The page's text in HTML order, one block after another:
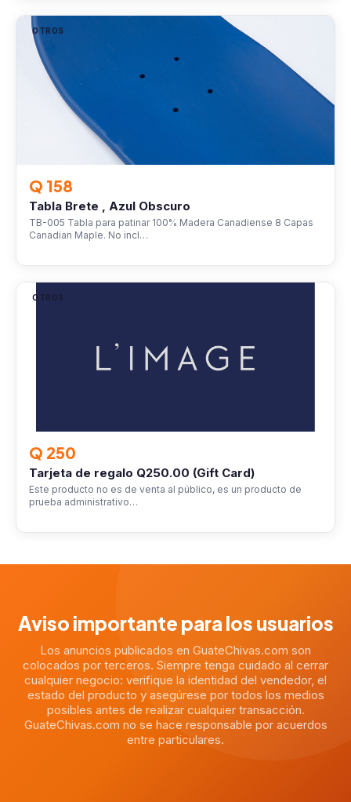
OTROS
Q 158
Tabla Brete , Azul Obscuro
TB-005 Tabla para patinar 100% Madera Canadiense 8 Capas
Canadian Maple. No incl…
OTROS
Q 250
Tarjeta de regalo Q250.00 (Gift Card)
Este producto no es de venta al público, es un producto de
prueba administrativo…
Aviso importante para los usuarios
Los anuncios publicados en GuateChivas.com son
colocados por terceros. Siempre tenga cuidado al cerrar
cualquier negocio: verifique la identidad del vendedor, el
estado del producto y asegúrese por todos los medios
posibles antes de realizar cualquier transacción.
GuateChivas.com no se hace responsable por acuerdos
entre particulares.